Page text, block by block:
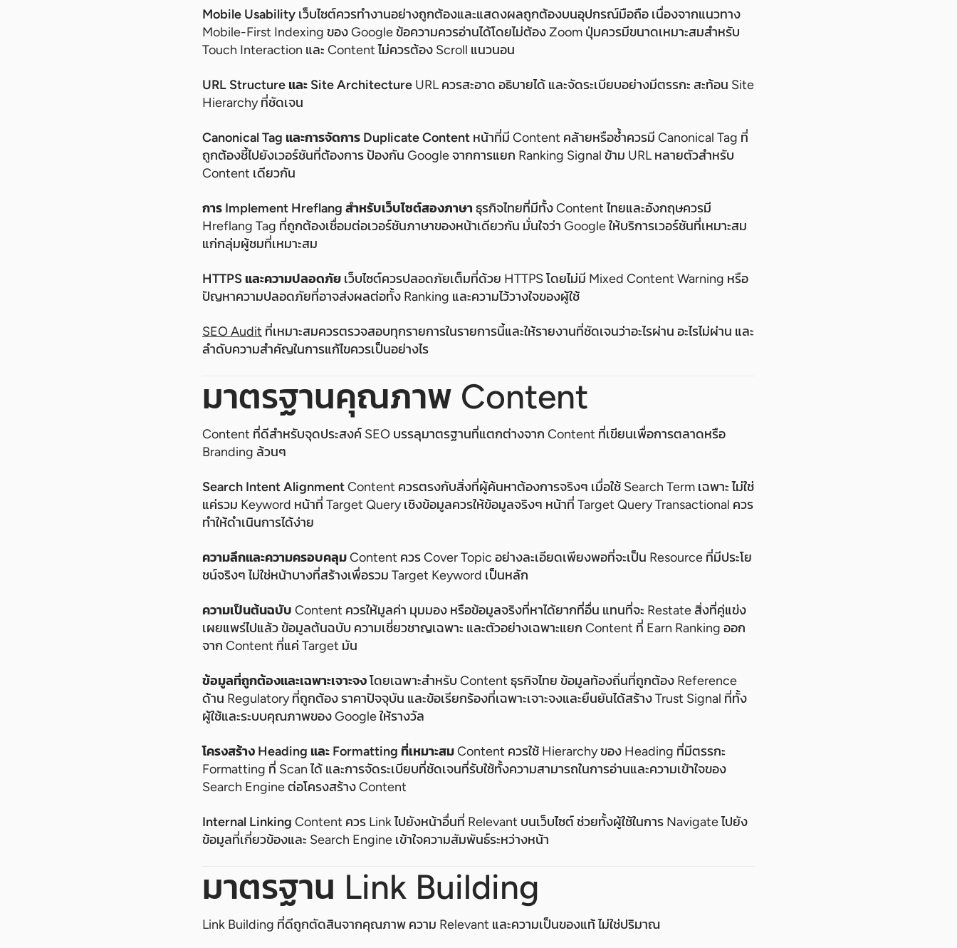
Mobile Usability เว็บไซต์ควรทำงานอย่างถูกต้องและแสดงผลถูกต้องบนอุปกรณ์มือถือ เนื่องจากแนวทาง
Mobile-First Indexing ของ Google ข้อความควรอ่านได้โดยไม่ต้อง Zoom ปุ่มควรมีขนาดเหมาะสมสำหรับ
Touch Interaction และ Content ไม่ควรต้อง Scroll แนวนอน
URL Structure และ Site Architecture URL ควรสะอาด อธิบายได้ และจัดระเบียบอย่างมีตรรกะ สะท้อน Site
Hierarchy ที่ชัดเจน
Canonical Tag และการจัดการ Duplicate Content หน้าที่มี Content คล้ายหรือซ้ำควรมี Canonical Tag ที่
ถูกต้องชี้ไปยังเวอร์ชันที่ต้องการ ป้องกัน Google จากการแยก Ranking Signal ข้าม URL หลายตัวสำหรับ
Content เดียวกัน
การ Implement Hreflang สำหรับเว็บไซต์สองภาษา ธุรกิจไทยที่มีทั้ง Content ไทยและอังกฤษควรมี
Hreflang Tag ที่ถูกต้องเชื่อมต่อเวอร์ชันภาษาของหน้าเดียวกัน มั่นใจว่า Google ให้บริการเวอร์ชันที่เหมาะสม
แก่กลุ่มผู้ชมที่เหมาะสม
HTTPS และความปลอดภัย เว็บไซต์ควรปลอดภัยเต็มที่ด้วย HTTPS โดยไม่มี Mixed Content Warning หรือ
ปัญหาความปลอดภัยที่อาจส่งผลต่อทั้ง Ranking และความไว้วางใจของผู้ใช้
SEO Audit ที่เหมาะสมควรตรวจสอบทุกรายการในรายการนี้และให้รายงานที่ชัดเจนว่าอะไรผ่าน อะไรไม่ผ่าน และ
ลำดับความสำคัญในการแก้ไขควรเป็นอย่างไร
มาตรฐานคุณภาพ Content
Content ที่ดีสำหรับจุดประสงค์ SEO บรรลุมาตรฐานที่แตกต่างจาก Content ที่เขียนเพื่อการตลาดหรือ
Branding ล้วนๆ
Search Intent AlignmentContent ควรตรงกับสิ่งที่ผู้ค้นหาต้องการจริงๆ เมื่อใช้ Search Term เฉพาะ ไม่ใช่
แค่รวม Keyword หน้าที่ Target Query เชิงข้อมูลควรให้ข้อมูลจริงๆ หน้าที่ Target Query Transactional ควร
ทำให้ดำเนินการได้ง่าย
ความลึกและความครอบคลุมContent ควร Cover Topic อย่างละเอียดเพียงพอที่จะเป็น Resource ที่มีประโย
ชน์จริงๆ ไม่ใช่หน้าบางที่สร้างเพื่อรวม Target Keyword เป็นหลัก
ความเป็นต้นฉบับ Content ควรให้มูลค่า มุมมอง หรือข้อมูลจริงที่หาได้ยากที่อื่น แทนที่จะ Restate สิ่งที่คู่แข่ง
เผยแพร่ไปแล้ว ข้อมูลต้นฉบับ ความเชี่ยวชาญเฉพาะ และตัวอย่างเฉพาะแยก Content ที่ Earn Ranking ออก
จาก Content ที่แค่ Target มัน
ข้อมูลที่ถูกต้องและเฉพาะเจาะจงโดยเฉพาะสำหรับ Content ธุรกิจไทย ข้อมูลท้องถิ่นที่ถูกต้อง Reference
ด้าน Regulatory ที่ถูกต้อง ราคาปัจจุบัน และข้อเรียกร้องที่เฉพาะเจาะจงและยืนยันได้สร้าง Trust Signal ที่ทั้ง
ผู้ใช้และระบบคุณภาพของ Google ให้รางวัล
โครงสร้าง Heading และ Formatting ที่เหมาะสมContent ควรใช้ Hierarchy ของ Heading ที่มีตรรกะ
Formatting ที่ Scan ได้ และการจัดระเบียบที่ชัดเจนที่รับใช้ทั้งความสามารถในการอ่านและความเข้าใจของ
Search Engine ต่อโครงสร้าง Content
Internal Linking Content ควร Link ไปยังหน้าอื่นที่ Relevant บนเว็บไซต์ ช่วยทั้งผู้ใช้ในการ Navigate ไปยัง
ข้อมูลที่เกี่ยวข้องและ Search Engine เข้าใจความสัมพันธ์ระหว่างหน้า
มาตรฐาน Link Building
Link Building ที่ดีถูกตัดสินจากคุณภาพ ความ Relevant และความเป็นของแท้ ไม่ใช่ปริมาณ